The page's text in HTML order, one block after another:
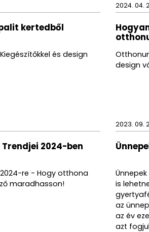
kertedből
és design
2024. 04.
design
2024-ben
re - Hogy otthona
maradhasson!
2023. 09.
is
az
az év
azt